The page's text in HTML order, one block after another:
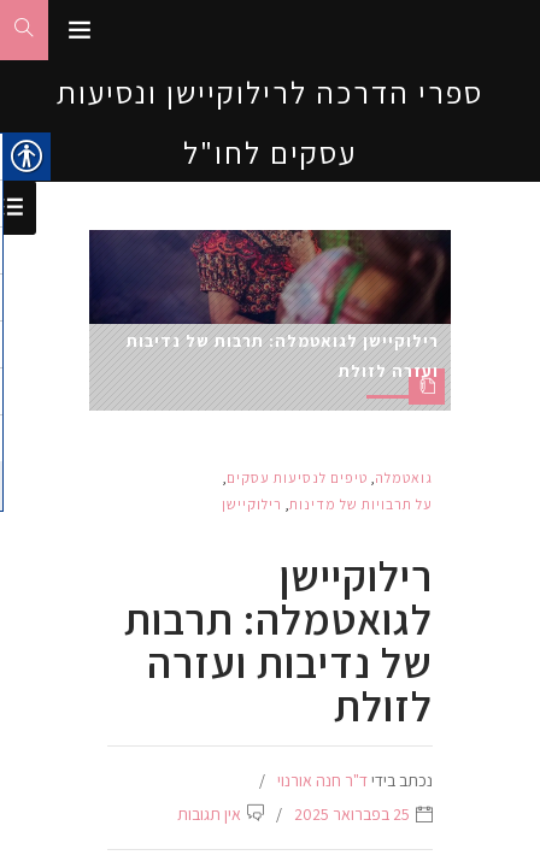
ספרי הדרכה לרילוקיישן ונסיעות
עסקים לחו"ל
רילוקיישן לגואטמלה: תרבות של נדיבות
ועזרה לזולת
גואטמלה, טיפים לנסיעות עסקים,
על תרבויות של מדינות, רילוקיישן
רילוקיישן
לגואטמלה: תרבות
של נדיבות ועזרה
לזולת
נכתב בידיד"ר חנה אורנוי
25 בפברואר 2025
אין תגובות